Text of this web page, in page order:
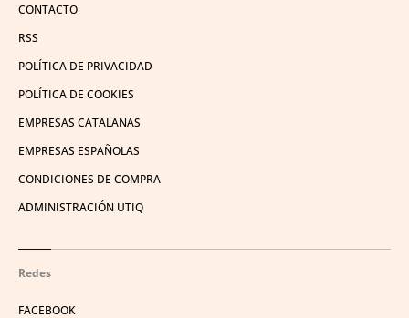
CONTACTO
RSS
POLÍTICA DE PRIVACIDAD
POLÍTICA DE COOKIES
EMPRESAS CATALANAS
EMPRESAS ESPAÑOLAS
CONDICIONES DE COMPRA
ADMINISTRACIÓN UTIQ
Redes
FACEBOOK